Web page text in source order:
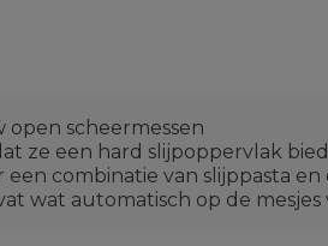
open scheermessen
ze een hard slijpoppervlak
combinatie van slijppasta en
wat automatisch op de